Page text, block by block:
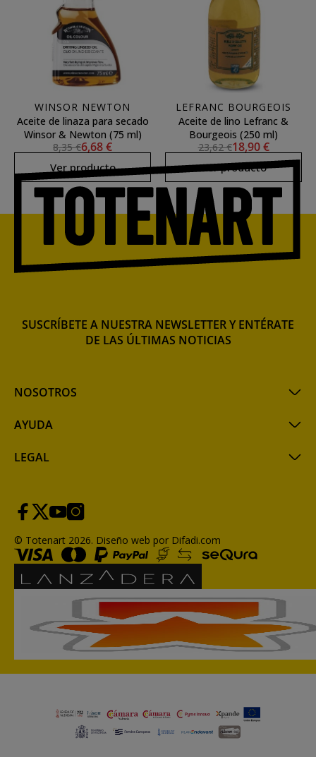
WINSOR NEWTON
Aceite de linaza para secado
Winsor & Newton (75 ml)
8,35 €6,68 €
Ver producto
LEFRANC BOURGEOIS
Aceite de lino Lefranc &
Bourgeois (250 ml)
23,62 €18,90 €
Ver producto
NOSOTROS
AYUDA
LEGAL
SUSCRÍBETE A NUESTRA NEWSLETTER Y ENTÉRATE
DE LAS ÚLTIMAS NOTICIAS
© Totenart 2026. Diseño web por Difadi.com